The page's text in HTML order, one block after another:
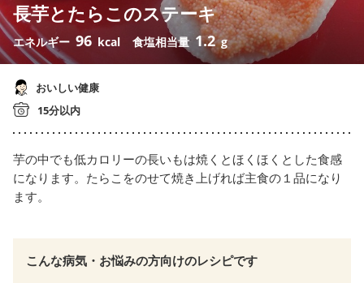
長芋とたらこのステーキ
エネルギー 96 kcal 食塩相当量 1.2 g
おいしい健康
15分以内
芋の中でも低カロリーの長いもは焼くとほくほくとした食感
になります。たらこをのせて焼き上げれば主食の１品になり
ます。
こんな病気・お悩みの方向けのレシピです